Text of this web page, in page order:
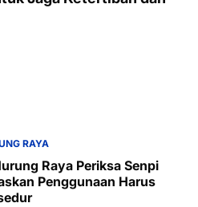
RAYA
Raya Periksa Senpi
Penggunaan Harus